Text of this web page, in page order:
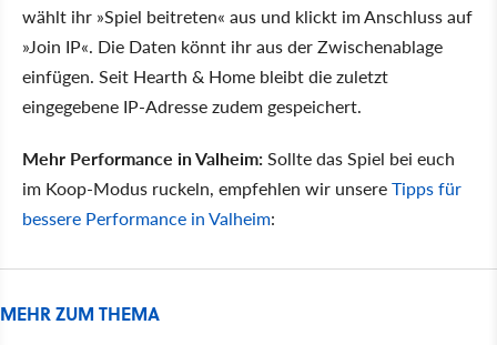
wählt ihr »Spiel beitreten« aus und klickt im Anschluss auf
»Join IP«. Die Daten könnt ihr aus der Zwischenablage
einfügen. Seit Hearth & Home bleibt die zuletzt
eingegebene IP-Adresse zudem gespeichert.
Mehr Performance in Valheim:Sollte das Spiel bei euch
im Koop-Modus ruckeln, empfehlen wir unsereTipps für
bessere Performance in Valheim:
MEHR ZUM THEMA